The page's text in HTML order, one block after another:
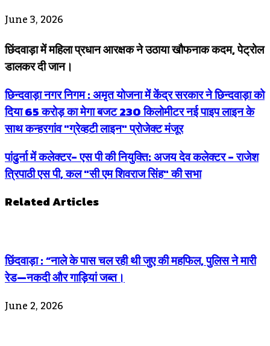
June 3, 2026
छिंदवाड़ा में महिला प्रधान आरक्षक ने उठाया खौफनाक कदम, पेट्रोल
डालकर दी जान।
छिन्दवाड़ा नगर निगम : अमृत योजना में केंद्र सरकार ने छिन्दवाड़ा को
दिया 65 करोड़ का मेगा बजट 230 किलोमीटर नई पाइप लाइन के
साथ कन्हरगांव "ग्रेव्हटी लाइन" प्रोजेक्ट मंजूर
पांढुर्ना में कलेक्टर- एस पी की नियुक्ति: अजय देव कलेक्टर - राजेश
त्रिपाठी एस पी, कल "सी एम शिवराज सिंह" की सभा
Related Articles
छिंदवाड़ा : “नाले के पास चल रही थी जुए की महफिल, पुलिस ने मारी
रेड—नकदी और गाड़ियां जब्त।
June 2, 2026